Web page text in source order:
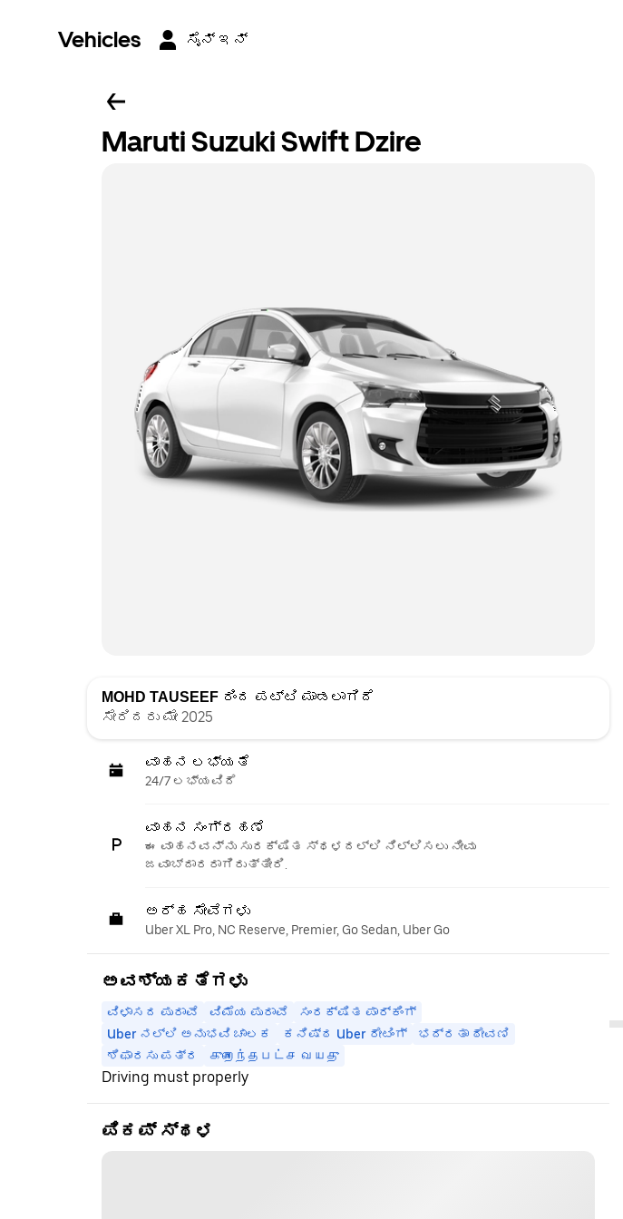
Vehicles ಸೈನ್ ಇನ್
Maruti Suzuki Swift Dzire
MOHD TAUSEEF ರಿಂದ ಪಟ್ಟಿ ಮಾಡಲಾಗಿದೆ
ಸೇರಿದರು ಮೇ 2025
ವಾಹನ ಲಭ್ಯತೆ
24/7 ಲಭ್ಯವಿದೆ
ವಾಹನ ಸಂಗ್ರಹಣೆ
ಈ ವಾಹನವನ್ನು ಸುರಕ್ಷಿತ ಸ್ಥಳದಲ್ಲಿ ನಿಲ್ಲಿಸಲು ನೀವು
ಜವಾಬ್ದಾರರಾಗಿರುತ್ತೀರಿ.
ಅರ್ಹ ಸೇವೆಗಳು
Uber XL Pro, NC Reserve, Premier, Go Sedan, Uber Go
ಅವಶ್ಯಕತೆಗಳು
ವಿಳಾಸದ ಪುರಾವೆ ವಿಮೆಯ ಪುರಾವೆ
ಸಂರಕ್ಷಿತ ಪಾರ್ಕಿಂಗ್
Uber ನಲ್ಲಿ ಅನುಭವಿ ಚಾಲಕ
ಕನಿಷ್ಠ Uber ರೇಟಿಂಗ್
ಭದ್ರತಾ ಠೇವಣಿ
ಶಿಫಾರಸು ಪತ್ರ
குறைந்தபட்ச வயது
Driving must properly
ಪಿಕಪ್ ಸ್ಥಳ